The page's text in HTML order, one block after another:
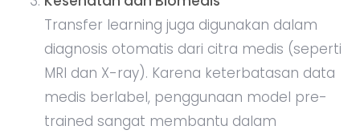
Transfer learning juga digunakan dalam
diagnosis otomatis dari citra medis (seperti
MRI dan X-ray). Karena keterbatasan data
medis berlabel, penggunaan model pre-
trained sangat membantu dalam